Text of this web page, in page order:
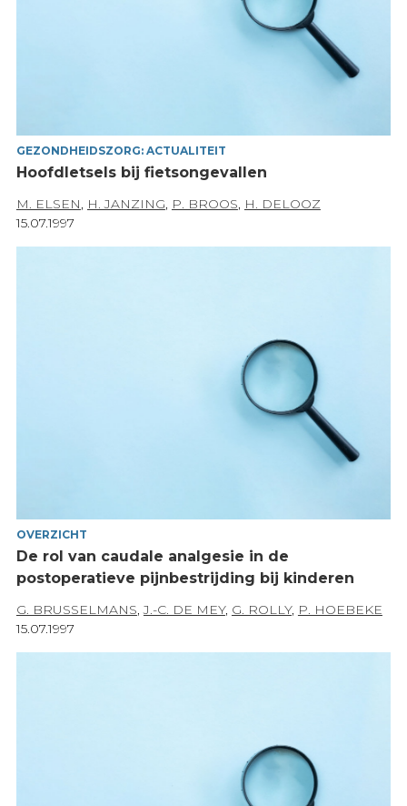
GEZONDHEIDSZORG: ACTUALITEIT
Hoofdletsels bij fietsongevallen
M. ELSEN, H. JANZING, P. BROOS, H. DELOOZ
15.07.1997
OVERZICHT
De rol van caudale analgesie in de
postoperatieve pijnbestrijding bij kinderen
G. BRUSSELMANS,J.-C. DE MEY, G. ROLLY, P. HOEBEKE
15.07.1997